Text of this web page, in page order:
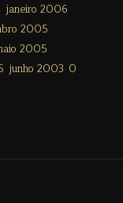
janeiro 2006
2005
2005
junho 2003 0